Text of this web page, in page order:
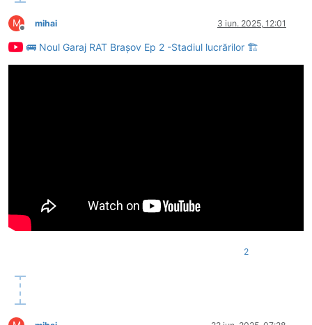
M
Deconectat
mihai 3 iun. 2025, 12:01
🚌 Noul Garaj RAT Brașov Ep 2 -Stadiul lucrărilor 🏗️
2